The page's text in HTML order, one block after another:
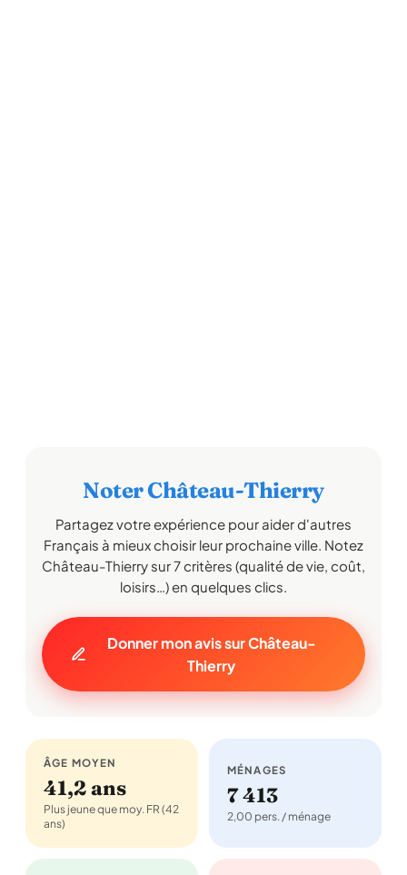
Noter Château-Thierry
Partagez votre expérience pour aider d'autres
Français à mieux choisir leur prochaine ville. Notez
Château-Thierry sur 7 critères (qualité de vie, coût,
loisirs…) en quelques clics.
Donner mon avis sur Château-
Thierry
ÂGE MOYEN
41,2 ans
Plus jeune que moy. FR (42
ans)
MÉNAGES
7 413
2,00 pers. / ménage